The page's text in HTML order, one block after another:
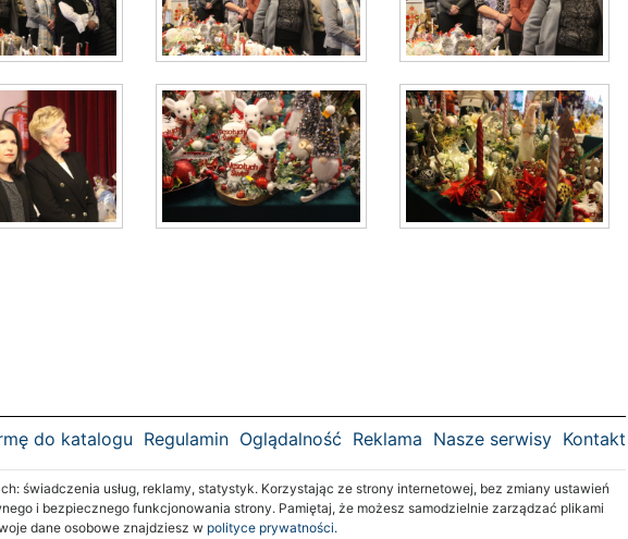
do katalogu Regulamin Oglądalność Reklama Nasze serwisy Kontakt
świadczenia usług, reklamy, statystyk. Korzystając ze strony internetowej, bez zmiany ustawień
i bezpiecznego funkcjonowania strony. Pamiętaj, że możesz samodzielnie zarządzać plikami
dane osobowe znajdziesz w polityce prywatności.